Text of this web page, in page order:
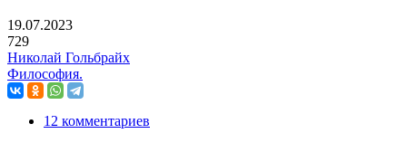
19.07.2023
729
Николай Гольбрайх
Философия.
12 комментариев